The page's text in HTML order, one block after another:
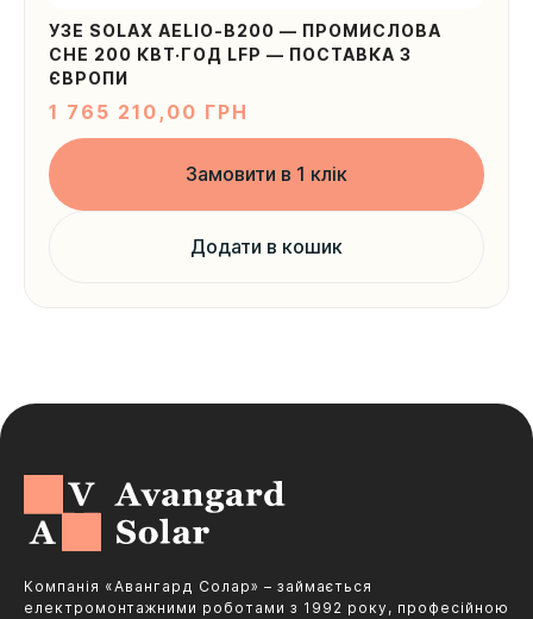
УЗЕ SOLAX AELIO-B200 — ПРОМИСЛОВА
СНЕ 200 КВТ·ГОД LFP — ПОСТАВКА З
ЄВРОПИ
1 765 210,00 ГРН
Замовити в 1 клік
Додати в кошик
Компанія «Авангард Солар» – займається
електромонтажними роботами з 1992 року, професійною